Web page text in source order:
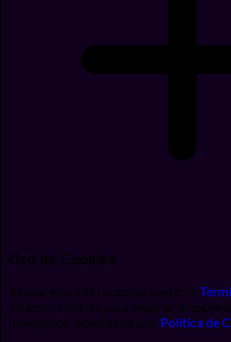
Uso de Cookies
Al usar este sitio aceptas nuestros
Usamos cookies para mejorar tu
navegando, aceptas su uso. Política de